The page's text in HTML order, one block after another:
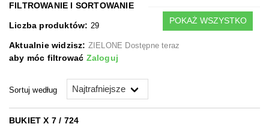
FILTROWANIE I SORTOWANIE
Liczba produktów: 29
POKAŻ WSZYSTKO
Aktualnie widzisz: ZIELONE Dostępne teraz
aby móc filtrować Zaloguj
Sortuj według
BUKIET X 7 / 724